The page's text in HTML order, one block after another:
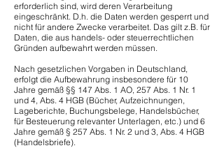
erforderlich sind, wird deren Verarbeitung
eingeschränkt. D.h. die Daten werden gesperrt und
nicht für andere Zwecke verarbeitet. Das gilt z.B. für
Daten, die aus handels- oder steuerrechtlichen
Gründen aufbewahrt werden müssen.
Nach gesetzlichen Vorgaben in Deutschland,
erfolgt die Aufbewahrung insbesondere für 10
Jahre gemäß §§ 147 Abs. 1 AO, 257 Abs. 1 Nr. 1
und 4, Abs. 4 HGB (Bücher, Aufzeichnungen,
Lageberichte, Buchungsbelege, Handelsbücher,
für Besteuerung relevanter Unterlagen, etc.) und 6
Jahre gemäß § 257 Abs. 1 Nr. 2 und 3, Abs. 4 HGB
(Handelsbriefe).